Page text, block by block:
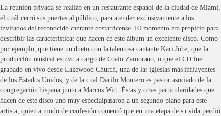
La reunión privada se realizó en un restaurante español de la ciudad de Miami,
el cuál cerró sus puertas al público, para atender exclusivamente a los
invitados del reconocido cantante costarricense. El momento era propicio para
describir las características que hacen de este álbum un excelente disco. Como
por ejemplo , que tiene un dueto con la talentosa cantante Kari Jobe, que la
producción musical estuvo a cargo de Coalo Zamorano, o que el CD fue
grabado en vivo desde Lakewood Church, una de las iglesias más influyentes
de los Estados Unidos, y de la cual Danilo Montero es pastor asociado de la
congregación hispana junto a Marcos Witt. Éstas y otras particularidades que
hacen de este disco uno muy especialpasaron a un segundo plano para este
artista, quien a modo de confesión comentó que en una etapa de su vida perdió